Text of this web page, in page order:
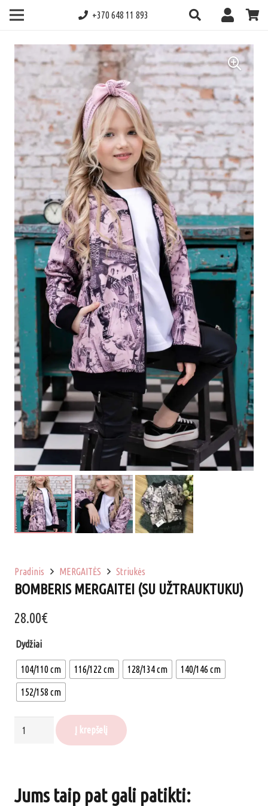
+370 648 11 893
Pradinis MERGAITĖS Striukės
BOMBERIS MERGAITEI (SU UŽTRAUKTUKU)
28.00€
Dydžiai
104/110 cm 116/122 cm 128/134 cm 140/146 cm
152/158 cm
produkto
(su
Į krepšelį
Jums taip pat gali patikti: